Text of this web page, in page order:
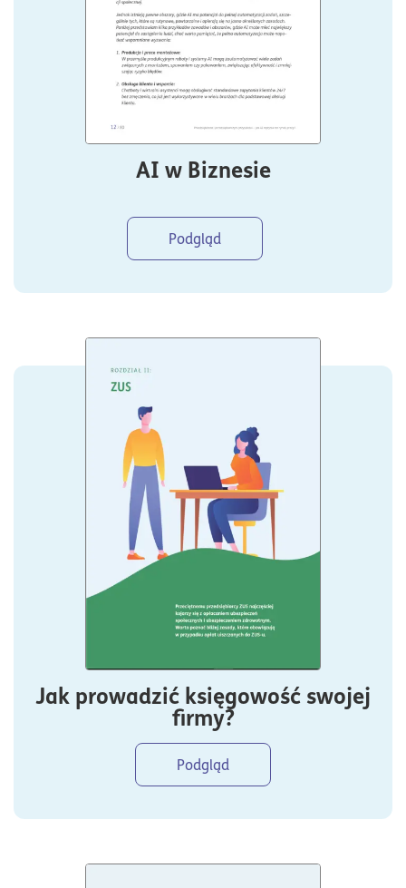
AI w Biznesie
Podgląd
Jak prowadzić księgowość swojej
firmy?
Podgląd